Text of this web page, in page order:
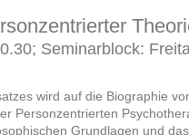
Seminarblock:
wird auf die Biographie
Personzentrierten
Grundlagen und